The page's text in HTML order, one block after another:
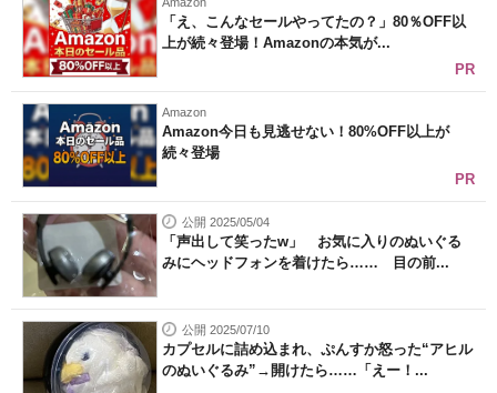
「え、こんなセールやってたの？」80％OFF以
上が続々登場！Amazonの本気が...
PR
Amazon
Amazon今日も見逃せない！80%OFF以上が
続々登場
PR
公開 2025/05/04
「声出して笑ったw」 お気に入りのぬいぐる
みにヘッドフォンを着けたら…… 目の前...
公開 2025/07/10
カプセルに詰め込まれ、ぷんすか怒った“アヒル
のぬいぐるみ”→開けたら……「えー！...